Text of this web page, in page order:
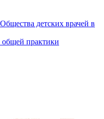
детских врачей в
общей практики